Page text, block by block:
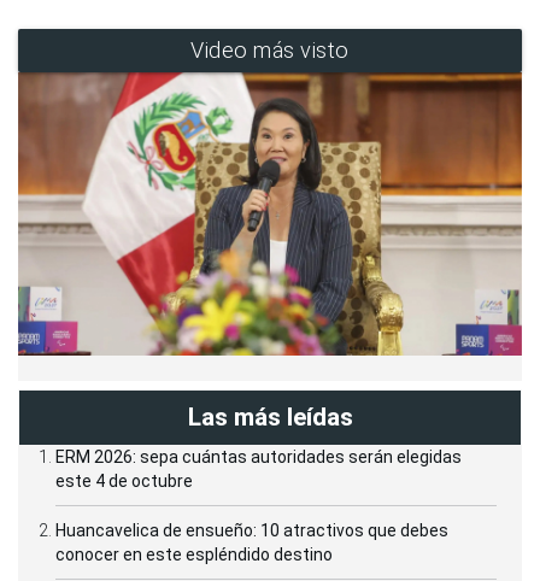
Video más visto
Las más leídas
ERM 2026: sepa cuántas autoridades serán elegidas
este 4 de octubre
Huancavelica de ensueño: 10 atractivos que debes
conocer en este espléndido destino